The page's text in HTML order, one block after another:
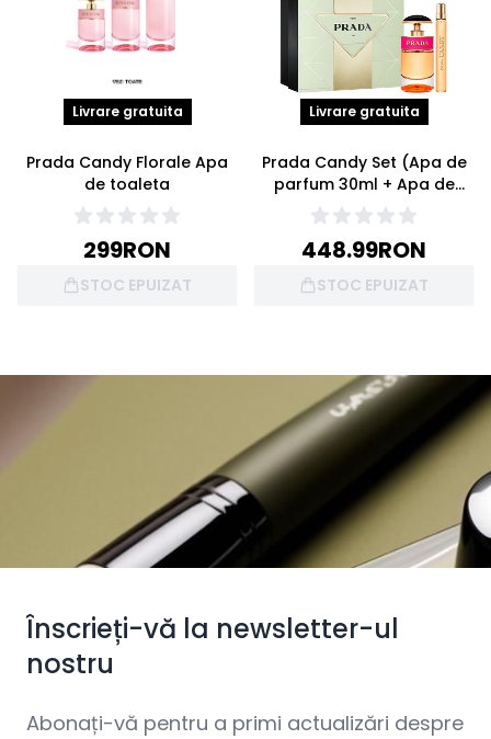
Livrare gratuita
Prada Candy Florale Apa
de toaleta
299RON
STOC EPUIZAT
Livrare gratuita
Prada Candy Set (Apa de
parfum 30ml + Apa de
parfum 10ml)
448.99RON
STOC EPUIZAT
Înscrieți-vă la newsletter-ul
nostru
Abonați-vă pentru a primi actualizări despre